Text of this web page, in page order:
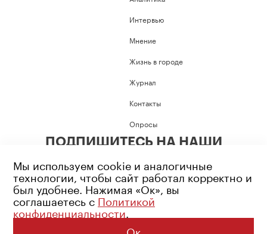
Интервью
Мнение
Жизнь в городе
Журнал
Контакты
Опросы
ПОДПИШИТЕСЬ НА НАШИ
Возрастное ограничение: 16+
Политика конфиденциальности
Мы используем cookie и аналогичные
технологии, чтобы сайт работал корректно и
был удобнее. Нажимая «Ок», вы
соглашаетесь с Политикой
конфиденциальности.
Ок